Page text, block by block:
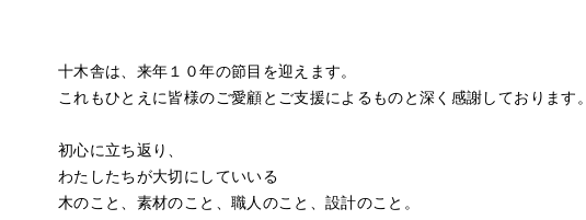
十木舎は、来年１０年の節目を迎えます。
これもひとえに皆様のご愛顧とご支援によるものと深く感謝しております。
初心に立ち返り、
わたしたちが大切にしていいる
木のこと、素材のこと、職人のこと、設計のこと。